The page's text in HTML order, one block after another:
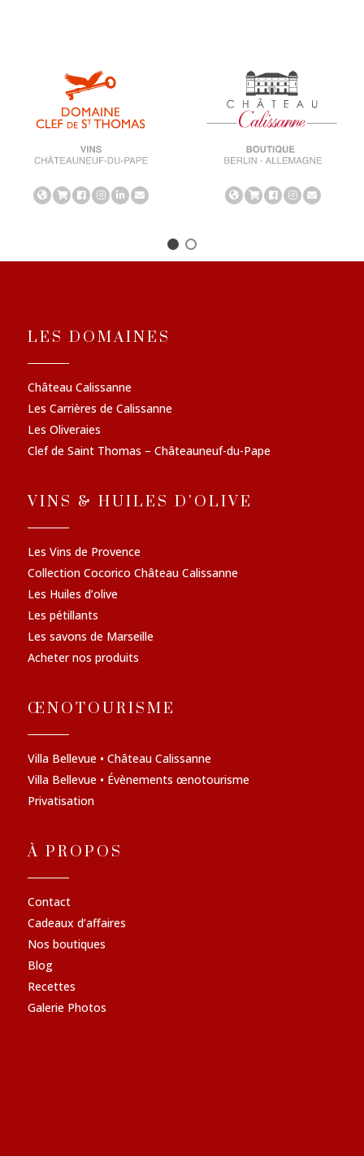
LES DOMAINES
Château Calissanne
Les Carrières de Calissanne
Les Oliveraies
Clef de Saint Thomas – Châteauneuf-du-Pape
VINS & HUILES D'OLIVE
Les Vins de Provence
Collection Cocorico Château Calissanne
Les Huiles d’olive
Les pétillants
Les savons de Marseille
Acheter nos produits
ŒNOTOURISME
Villa Bellevue • Château Calissanne
Villa Bellevue • Évènements œnotourisme
Privatisation
À PROPOS
Contact
Cadeaux d’affaires
Nos boutiques
Blog
Recettes
Galerie Photos